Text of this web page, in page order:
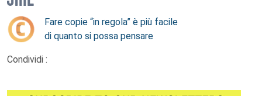
Fare copie “in regola” è più facile
di quanto si possa pensare
Condividi :